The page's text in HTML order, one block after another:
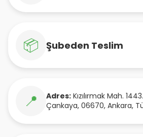
📦 Şubeden Teslim
📍 Adres: Kızılırmak Mah.
Çankaya, 06670, Ankara,